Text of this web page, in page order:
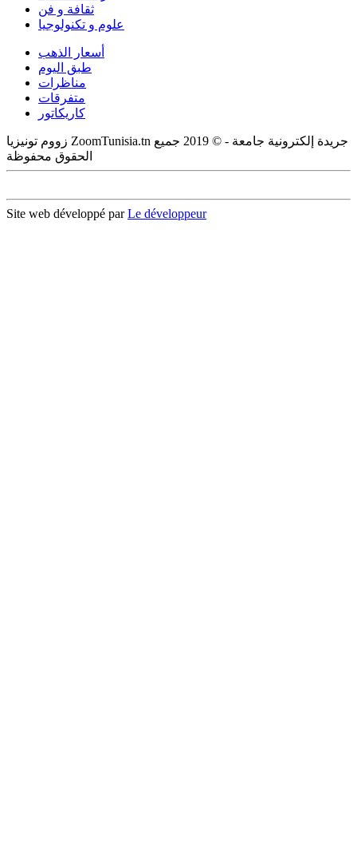
ثقافة و فن
علوم و تكنولوجيا
أسعار الذهب
طبق اليوم
مناظرات
متفرقات
كاريكاتور
زووم تونيزيا ZoomTunisia.tn جريدة إلكترونية جامعة - © 2019 جميع
الحقوق محفوظة
Site web développé parLe développeur